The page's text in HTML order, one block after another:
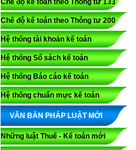
Chế độ kế toán theo Thông tư 133
Chế độ kế toán theo Thông tư 200
Hệ thống tài khoản kế toán
Hệ thống Sổ sách kế toán
Hệ thống Báo cáo kế toán
Hệ thống chuẩn mực kế toán
VĂN BẢN PHÁP LUẬT MỚI
Những luật Thuế - Kế toán mới